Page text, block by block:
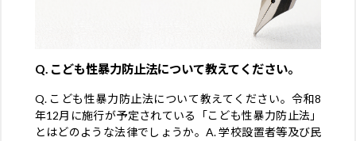
Q. こども性暴力防止法について教えてください。
Q. こども性暴力防止法について教えてください。令和8
年12月に施行が予定されている「こども性暴力防止法」
とはどのような法律でしょうか。A. 学校設置者等及び民